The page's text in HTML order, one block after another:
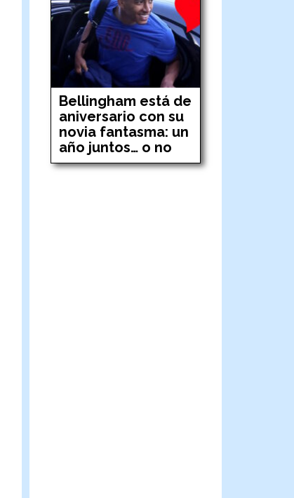
Bellingham está de
aniversario con su
novia fantasma: un
año juntos… o no